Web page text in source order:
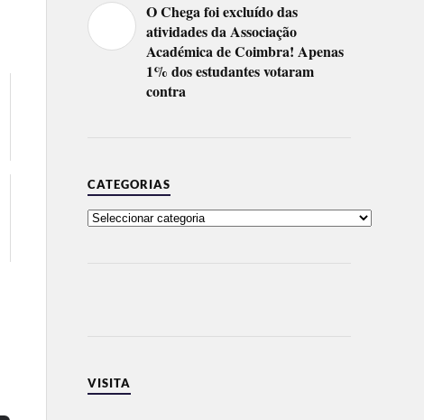
O Chega foi excluído das
atividades da Associação
Académica de Coimbra! Apenas
1% dos estudantes votaram
contra
CATEGORIAS
VISITA